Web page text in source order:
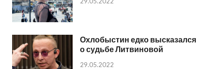
Охлобыстин едко высказался
о судьбе Литвиновой
29.05.2022